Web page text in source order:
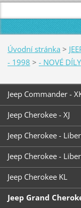
Úvodní stránka >
- 1998 > - NOVÉ DÍLY
Jeep Commander -
Jeep Cherokee - XJ
Jeep Cherokee -
Jeep Cherokee -
Jeep Cherokee KL
Jeep Grand